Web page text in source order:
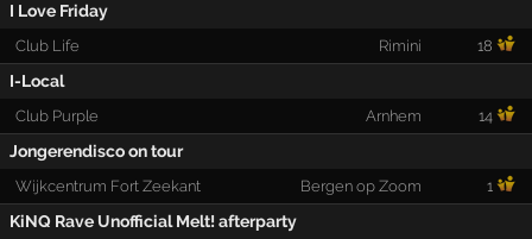
I Love Friday
Club Life Rimini 18
I-Local
Club Purple Arnhem 14
Jongerendisco on tour
Wijkcentrum Fort Zeekant Bergen op Zoom 1
KiNQ Rave Unofficial Melt! afterparty